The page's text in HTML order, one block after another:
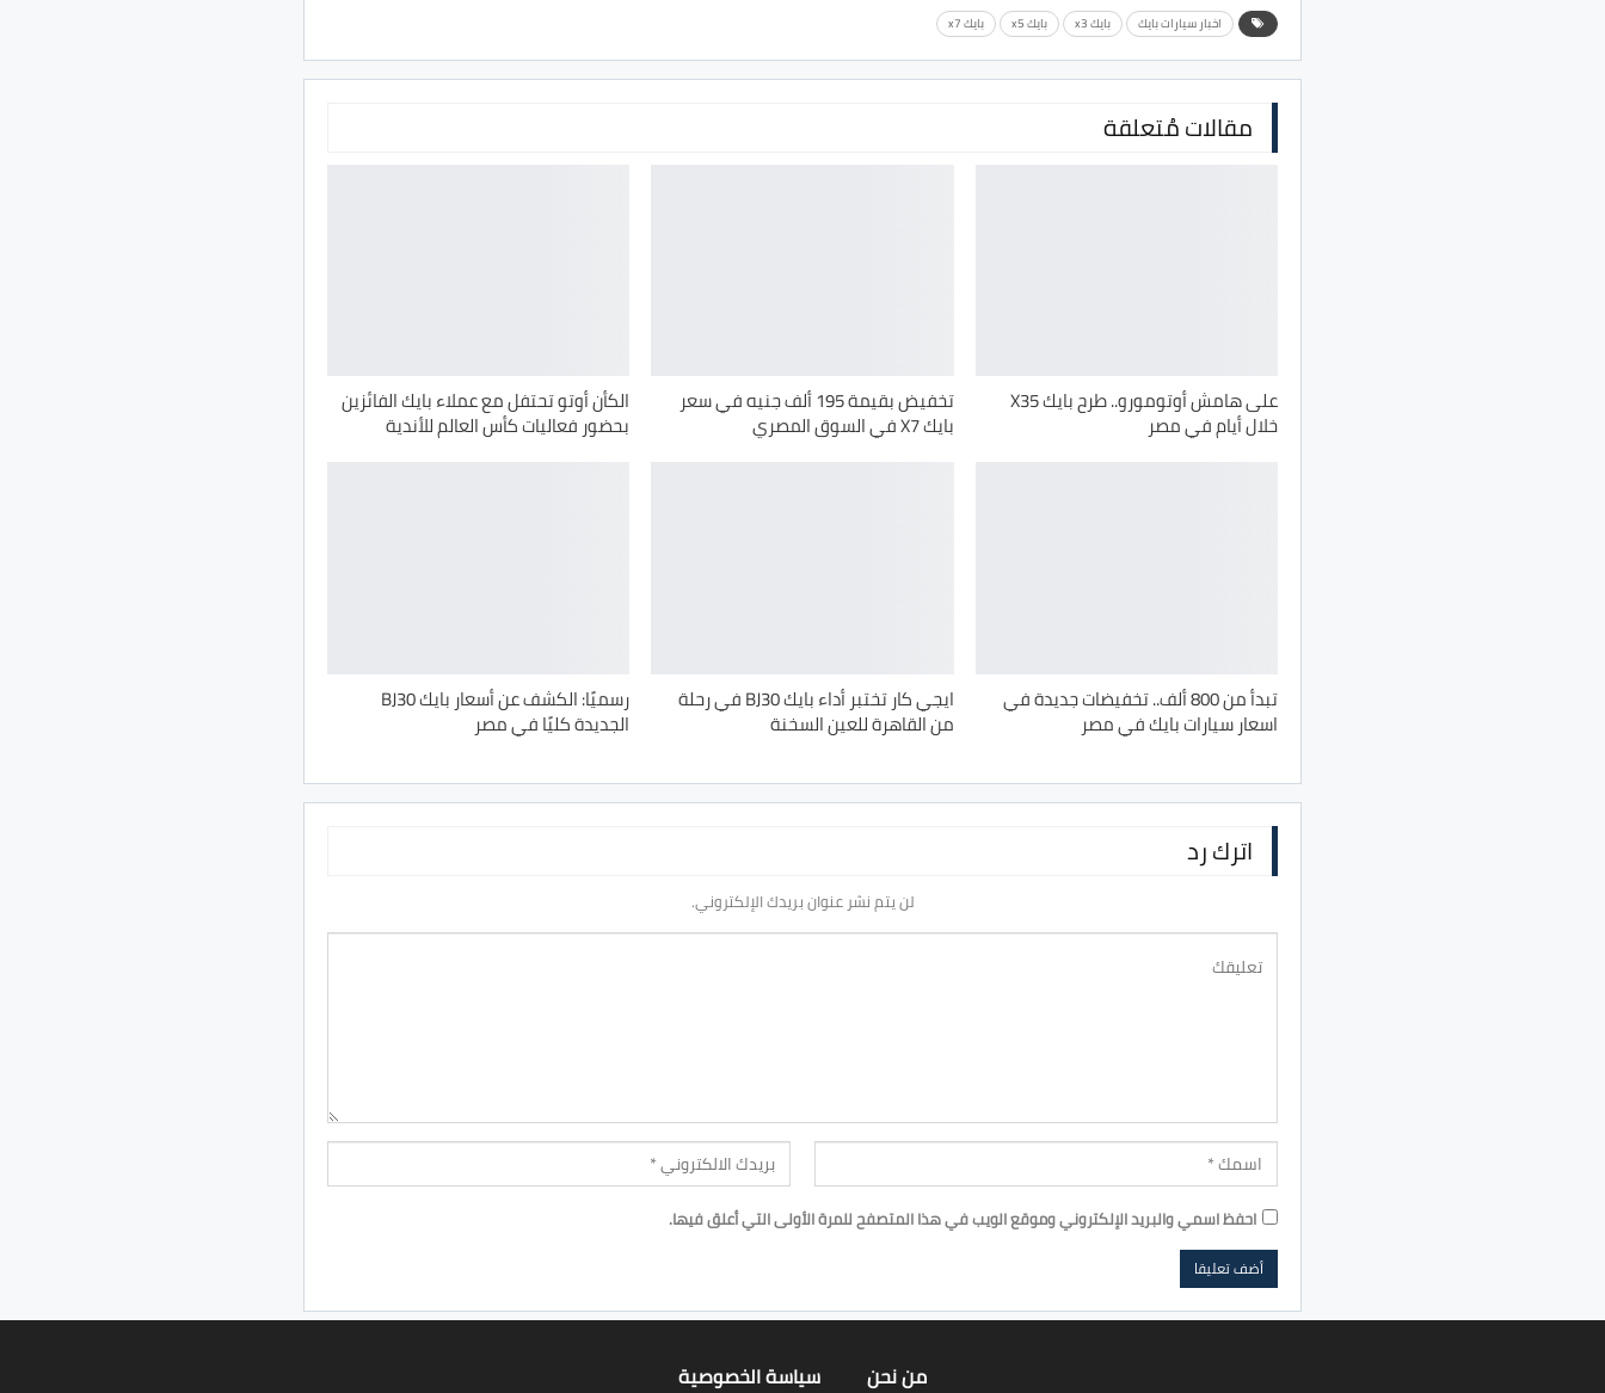
اخبار سيارات بايك بايك x3 بايك x5 بايك x7
مقالات مُتعلقة
على هامش أوتومورو.. طرح بايك X35
خلال أيام في مصر
تخفيض بقيمة 195 ألف جنيه في سعر
بايك X7 في السوق المصري
الكأن أوتو تحتفل مع عملاء بايك الفائزين
بحضور فعاليات كأس العالم للأندية
تبدأ من 800 ألف.. تخفيضات جديدة في
اسعار سيارات بايك في مصر
ايجي كار تختبر أداء بايك BJ30 في رحلة
من القاهرة للعين السخنة
رسميًا: الكشف عن أسعار بايك BJ30
الجديدة كليًا في مصر
اترك رد
لن يتم نشر عنوان بريدك الإلكتروني.
احفظ اسمي والبريد الإلكتروني وموقع الويب في هذا المتصفح للمرة الأولى التي أعلق فيها.
من نحن سياسة الخصوصية